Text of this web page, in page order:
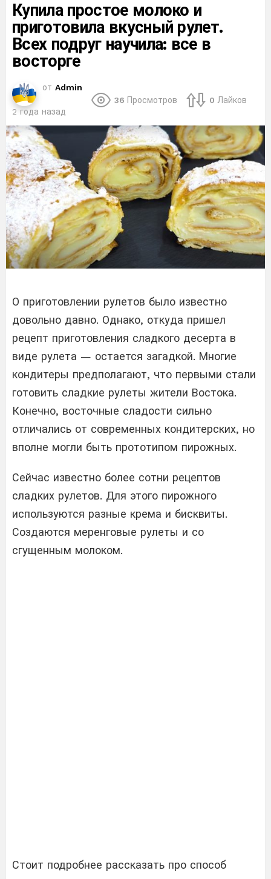
Купила простое молоко и
приготовила вкусный рулет.
Всех подруг научила: все в
восторге
от Admin
2 года назад
36 Просмотров 0 Лайков
О приготовлении рулетов было известно
довольно давно. Однако, откуда пришел
рецепт приготовления сладкого десерта в
виде рулета — остается загадкой. Многие
кондитеры предполагают, что первыми стали
готовить сладкие рулеты жители Востока.
Конечно, восточные сладости сильно
отличались от современных кондитерских, но
вполне могли быть прототипом пирожных.
Сейчас известно более сотни рецептов
сладких рулетов. Для этого пирожного
используются разные крема и бисквиты.
Создаются меренговые рулеты и со
сгущенным молоком.
Стоит подробнее рассказать про способ